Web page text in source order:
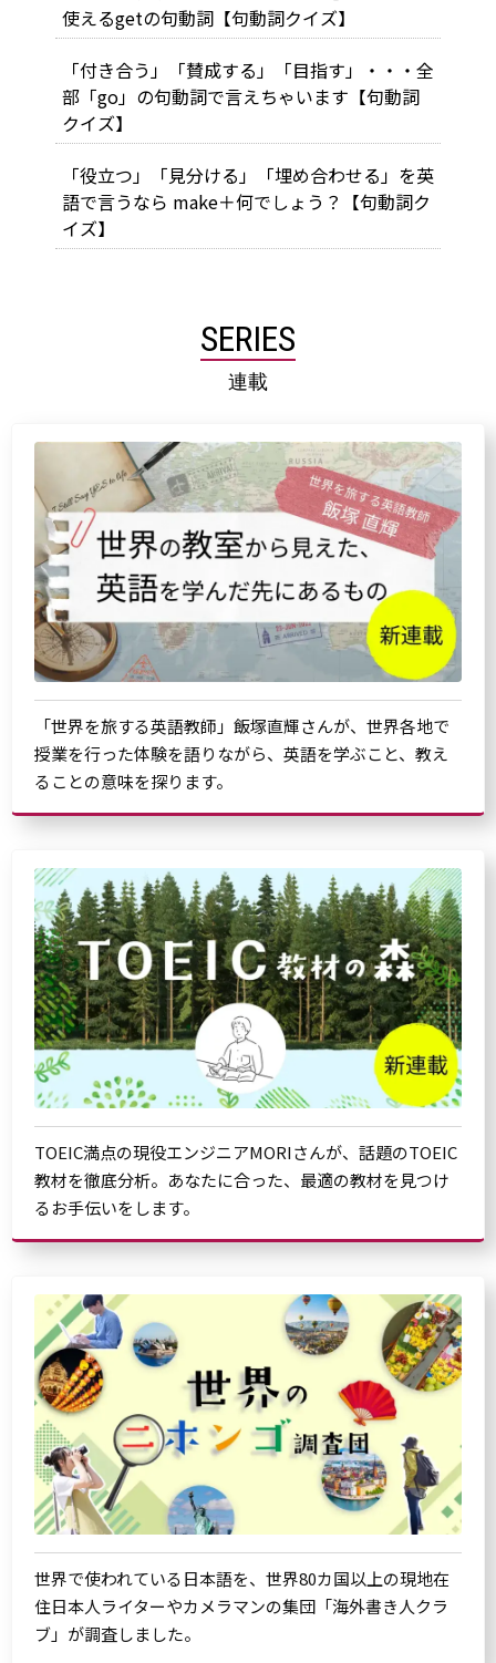
使えるgetの句動詞【句動詞クイズ】
「付き合う」「賛成する」「目指す」・・・全
部「go」の句動詞で言えちゃいます【句動詞
クイズ】
「役立つ」「見分ける」「埋め合わせる」を英
語で言うなら make＋何でしょう？【句動詞ク
イズ】
SERIES
連載
「世界を旅する英語教師」飯塚直輝さんが、世界各地で
授業を行った体験を語りながら、英語を学ぶこと、教え
ることの意味を探ります。
TOEIC満点の現役エンジニアMORIさんが、話題のTOEIC
教材を徹底分析。あなたに合った、最適の教材を見つけ
るお手伝いをします。
世界で使われている日本語を、世界80カ国以上の現地在
住日本人ライターやカメラマンの集団「海外書き人クラ
ブ」が調査しました。